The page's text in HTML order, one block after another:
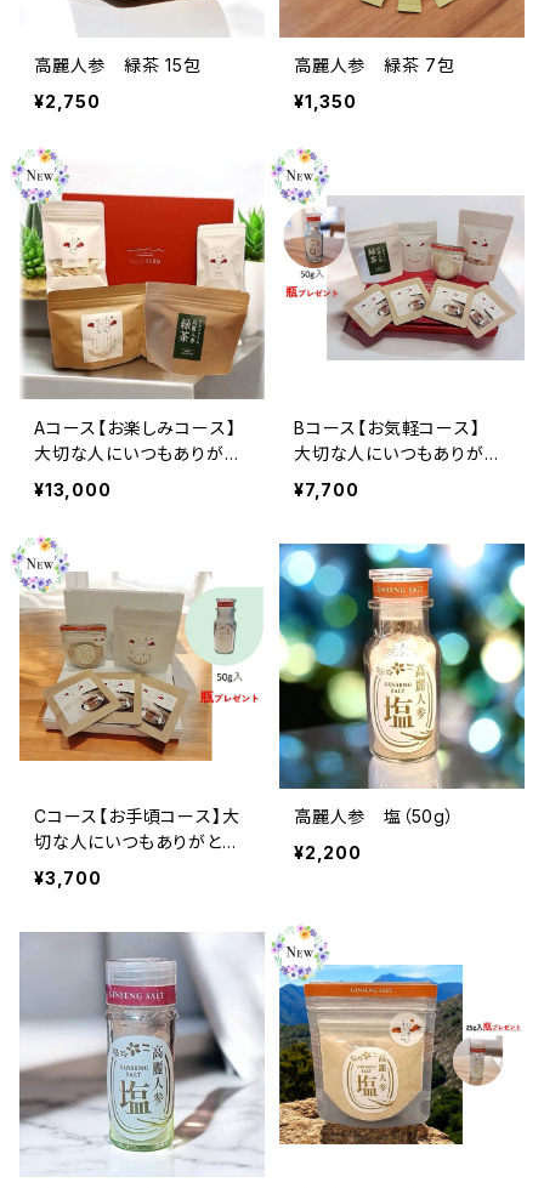
高麗人参 緑茶 15包
¥2,750
高麗人参 緑茶 7包
¥1,350
Aコース【お楽しみコース】
大切な人にいつもありがと
う❣
¥13,000
Bコース【お気軽コース】
大切な人にいつもありがと
う❣
¥7,700
Cコース【お手頃コース】大
切な人にいつもありがと
う❣
¥3,700
高麗人参 塩（50g）
¥2,200